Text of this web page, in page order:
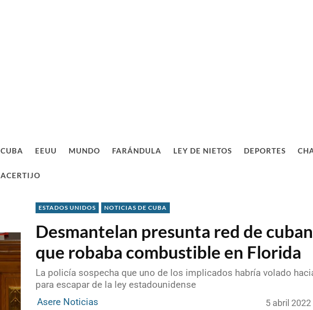
CUBA EEUU MUNDO FARÁNDULA LEY DE NIETOS DEPORTES
ACERTIJO
ESTADOS UNIDOS NOTICIAS DE CUBA
Desmantelan presunta red de
que robaba combustible en Florida
La policía sospecha que uno de los implicados habría volado
para escapar de la ley estadounidense
Asere Noticias
5 abril 2022